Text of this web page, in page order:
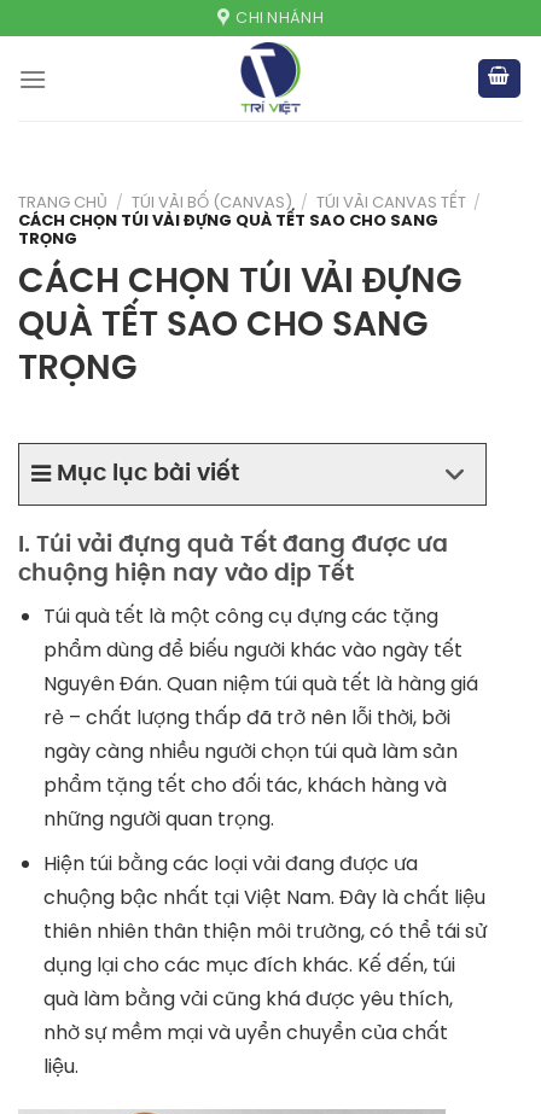
to
content
CHI NHÁNH
TRANG CHỦ / TÚI VẢI BỐ (CANVAS) / TÚI VẢI CANVAS TẾT /
CÁCH CHỌN TÚI VẢI ĐỰNG QUÀ TẾT SAO CHO SANG
TRỌNG
CÁCH CHỌN TÚI VẢI ĐỰNG
QUÀ TẾT SAO CHO SANG
TRỌNG
Mục lục bài viết
I. Túi vải đựng quà Tết đang được ưa
chuộng hiện nay vào dịp Tết
Túi quà tết là một công cụ đựng các tặng
phẩm dùng để biếu người khác vào ngày tết
Nguyên Đán. Quan niệm túi quà tết là hàng giá
rẻ – chất lượng thấp đã trở nên lỗi thời, bởi
ngày càng nhiều người chọn túi quà làm sản
phẩm tặng tết cho đối tác, khách hàng và
những người quan trọng.
Hiện túi bằng các loại vải đang được ưa
chuộng bậc nhất tại Việt Nam. Đây là chất liệu
thiên nhiên thân thiện môi trường, có thể tái sử
dụng lại cho các mục đích khác. Kế đến, túi
quà làm bằng vải cũng khá được yêu thích,
nhờ sự mềm mại và uyển chuyển của chất
liệu.